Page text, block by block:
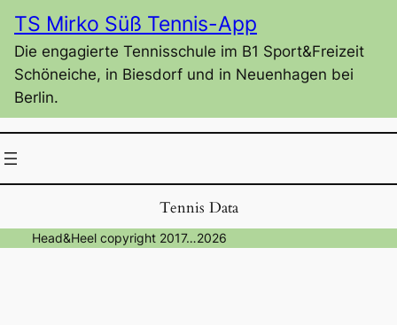
Inhalt
springen
TS Mirko Süß Tennis-App
Die engagierte Tennisschule im B1 Sport&Freizeit
Schöneiche, in Biesdorf und in Neuenhagen bei
Berlin.
Tennis Data
Head&Heel copyright 2017…2026